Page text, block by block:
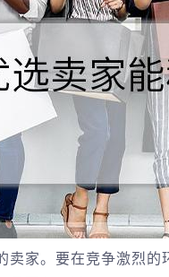
卖家。要在竞争激烈